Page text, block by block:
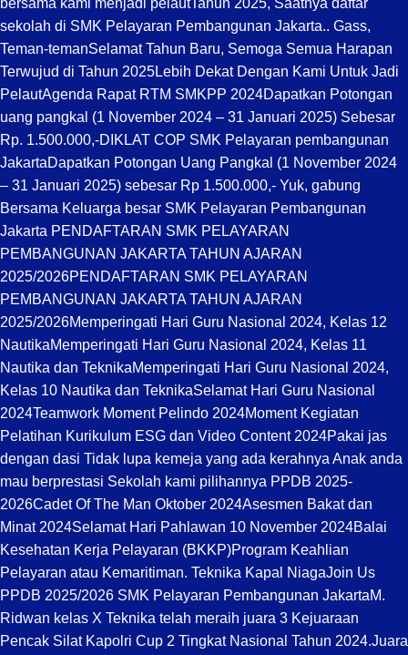
bersama kami menjadi pelautTahun 2025, Saatnya daftar
sekolah di SMK Pelayaran Pembangunan Jakarta.. Gass,
Teman-temanSelamat Tahun Baru, Semoga Semua Harapan
Terwujud di Tahun 2025Lebih Dekat Dengan Kami Untuk Jadi
PelautAgenda Rapat RTM SMKPP 2024Dapatkan Potongan
uang pangkal (1 November 2024 – 31 Januari 2025) Sebesar
Rp. 1.500.000,-DIKLAT COP SMK Pelayaran pembangunan
JakartaDapatkan Potongan Uang Pangkal (1 November 2024
– 31 Januari 2025) sebesar Rp 1.500.000,- Yuk, gabung
Bersama Keluarga besar SMK Pelayaran Pembangunan
Jakarta PENDAFTARAN SMK PELAYARAN
PEMBANGUNAN JAKARTA TAHUN AJARAN
2025/2026PENDAFTARAN SMK PELAYARAN
PEMBANGUNAN JAKARTA TAHUN AJARAN
2025/2026Memperingati Hari Guru Nasional 2024, Kelas 12
NautikaMemperingati Hari Guru Nasional 2024, Kelas 11
Nautika dan TeknikaMemperingati Hari Guru Nasional 2024,
Kelas 10 Nautika dan TeknikaSelamat Hari Guru Nasional
2024Teamwork Moment Pelindo 2024Moment Kegiatan
Pelatihan Kurikulum ESG dan Video Content 2024Pakai jas
dengan dasi Tidak lupa kemeja yang ada kerahnya Anak anda
mau berprestasi Sekolah kami pilihannya PPDB 2025-
2026Cadet Of The Man Oktober 2024Asesmen Bakat dan
Minat 2024Selamat Hari Pahlawan 10 November 2024Balai
Kesehatan Kerja Pelayaran (BKKP)Program Keahlian
Pelayaran atau Kemaritiman. Teknika Kapal NiagaJoin Us
PPDB 2025/2026 SMK Pelayaran Pembangunan JakartaM.
Ridwan kelas X Teknika telah meraih juara 3 Kejuaraan
Pencak Silat Kapolri Cup 2 Tingkat Nasional Tahun 2024.Juara